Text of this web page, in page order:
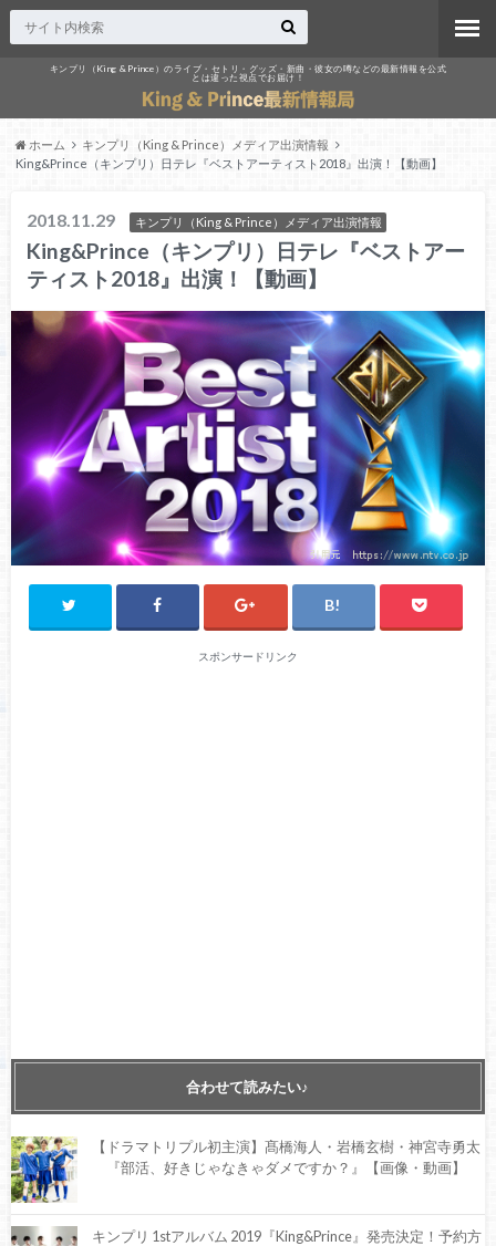
キンプリ（King & Prince）のライブ・セトリ・グッズ・新曲・彼女の噂などの最新情報を公式
とは違った視点でお届け！
ホーム
キンプリ（King & Prince）メディア出演情報
King&Prince（キンプリ）日テレ『ベストアーティスト2018』出演！【動画】
2018.11.29 キンプリ（King & Prince）メディア出演情報
King&Prince（キンプリ）日テレ『ベストアー
ティスト2018』出演！【動画】
スポンサードリンク
合わせて読みたい♪
【ドラマトリプル初主演】髙橋海人・岩橋玄樹・神宮寺勇太
『部活、好きじゃなきゃダメですか？』【画像・動画】
キンプリ 1stアルバム 2019『King&Prince』発売決定！予約方